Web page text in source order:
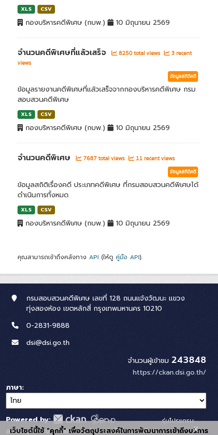
XLS CSV
กองบริหารคดีพิเศษ (กบพ.) 10 มิถุนายน 2569
จำนวนคดีพิเศษที่แล้วเสร็จ 8250 total views
3 recent
views
ข้อมูลสถิติคดี
ข้อมูลรายงานคดีพิเศษที่แล้วเสร็จจากกองบริหารคดีพิเศษ กรม
สอบสวนคดีพิเศษ
XLS CSV
กองบริหารคดีพิเศษ (กบพ.) 10 มิถุนายน 2569
จำนวนคดีพิเศษ 7687 total views 11 recent views
ข้อมูลสถิติคดี
ข้อมูลสถิติเรื่องคดี ประเภทคดีพิเศษ ที่กรมสอบสวนคดีพิเศษได้
ดำเนินการทั้งหมด
XLS CSV
กองบริหารคดีพิเศษ (กบพ.) 10 มิถุนายน 2569
คุณสามารถเข้าถึงคลังทาง API (ให้ดู คู่มือ API).
กรมสอบสวนคดีพิเศษ เลขที่ 128 ถนนแจ้งวัฒนะ แขวง
ทุ่งสองห้อง เขตหลักสี่ กรุงเทพมหานคร 10210
0-2831-9888
dsi@dsi.go.th
จำนวนผู้เข้าชม 243848
https://ckan.dsi.go.th/
ภาษา
Powered by:
สนับสนุนระบบ Thai-GDC โดย สำนักงานสถิติแห่ง
รุ่นโปรแกรม:
3.0.0
เว็บไซต์นี้ใช้ "คุกกี้" เพื่อวัตถุประสงค์ในการพัฒนาการเข้าถึงบริการ
x